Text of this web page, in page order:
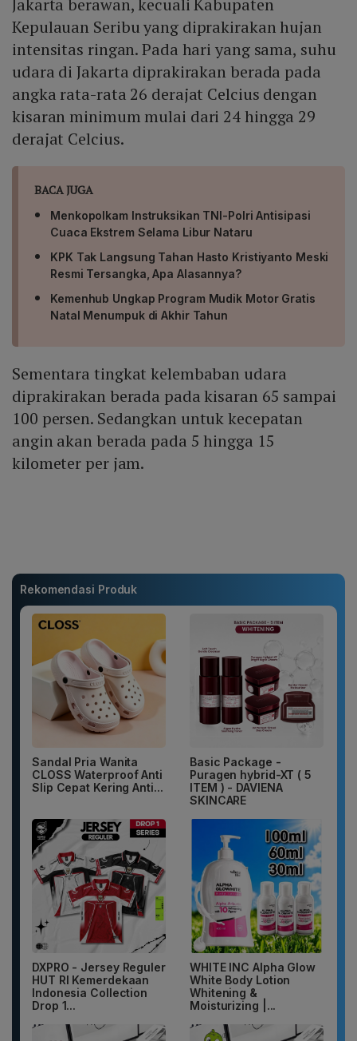
Jakarta berawan, kecuali Kabupaten
Kepulauan Seribu yang diprakirakan hujan
intensitas ringan. Pada hari yang sama, suhu
udara di Jakarta diprakirakan berada pada
angka rata-rata 26 derajat Celcius dengan
kisaran minimum mulai dari 24 hingga 29
derajat Celcius.
BACA JUGA
Menkopolkam Instruksikan TNI-Polri Antisipasi
Cuaca Ekstrem Selama Libur Nataru
KPK Tak Langsung Tahan Hasto Kristiyanto Meski
Resmi Tersangka, Apa Alasannya?
Kemenhub Ungkap Program Mudik Motor Gratis
Natal Menumpuk di Akhir Tahun
Sementara tingkat kelembaban udara
diprakirakan berada pada kisaran 65 sampai
100 persen. Sedangkan untuk kecepatan
angin akan berada pada 5 hingga 15
kilometer per jam.
Rekomendasi Produk
Sandal Pria Wanita
CLOSS Waterproof Anti
Slip Cepat Kering Anti...
Basic Package -
Puragen hybrid-XT ( 5
ITEM ) - DAVIENA
SKINCARE
DXPRO - Jersey Reguler
HUT RI Kemerdekaan
Indonesia Collection
Drop 1...
WHITE INC Alpha Glow
White Body Lotion
Whitening &
Moisturizing |...